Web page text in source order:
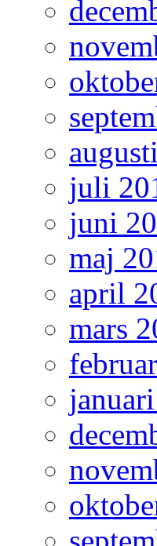
juli
juni
maj
april
mars